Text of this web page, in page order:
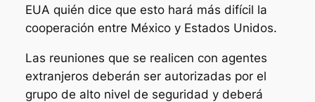
EUA quién dice que esto hará más difícil la
cooperación entre México y Estados Unidos.
Las reuniones que se realicen con agentes
extranjeros deberán ser autorizadas por el
grupo de alto nivel de seguridad y deberá